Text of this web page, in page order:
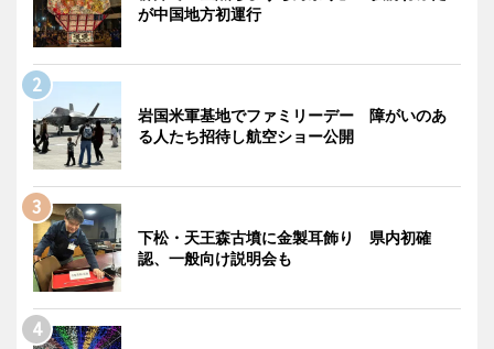
が中国地方初運行
岩国米軍基地でファミリーデー 障がいのあ
る人たち招待し航空ショー公開
下松・天王森古墳に金製耳飾り 県内初確
認、一般向け説明会も